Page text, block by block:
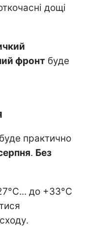
дощі
фронт буде
практично
. Без
до +33°C